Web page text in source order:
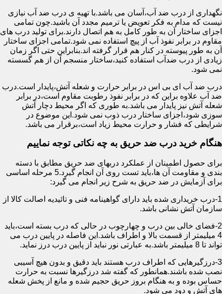
نگهداری از درب ضد آب،آسان می باشد.با تهیه ی درب ضد آب نیازی
نیست که مدام به فکر تعویض یا ترمیم مجدد آن باشید.چون تمامی
اجزای ساختار آن به طور کامل به هم اتصال دارند.برای تولید درب های
مقاوم در برابر نفوذ آب از پیچ استفاده نمی شود.تمامی اجزای ساختار
آن به طور پیوسته در کنار هم قرار گرفته اند.بنابراین حتی اگر زمان
زیادی از درب ضدآب استفاده کنید،ساختار منسجم آن از هم گسسته
نمی شود.
درب ضد آب ای بی اس در برابر حرارت و شعله آتش،پایدار است.درب
ضد آب علاوه براین که در برابر نفوذ رطوبت مقاوم است،در برابر
شعله آتش نیز پایدار می باشد.به طوری که اگر محیط دچار آتش
سوزی شود،اجزای ساختار درب ذوب نمی شود.این موضوع در
شرایطی که فشار و حرارت محیط زیاد است،برقرار می باشد.
هنگام خرید درب ضد حریق به چه نکاتی توجه نماییم
برای حصول اطمینان از عملکرد دربهای ضد حریق مطابق با دسته
بندی و مقاومت آن ها،باید تست روی آن انجام گیرد.5 مرحله اساسی
برای آزمایش در ضد حریق به شرح زیر انجام می گیرد:
1-درب خریداری شده باید دارای گواهینامه فنی و تائیدیه اصالت کالا از
سازمان آتش نشانی باشد.
2-فضای خالی بین درب و چهارچوب در حالی که درب بسته است،باید
4 میلیمتر از قسمت بالا و اطراف باشد.این فاصله در پایین درب می
تواند تا 8 میلیمتر باشد.به عبارتی نور نباید از پایین درب درز نماید.
3-درزگیرهایی که اطراف درب هستند باید دقیق و بدون هیچ آسیبی
نصب شده باشند.همانطور که گفته شد درزگیرها نسبت به حرارت
حساس بوده و به هنگام بروز حریق حجیم شده و مانع از پخش شعله
های آتش و دود می شود.